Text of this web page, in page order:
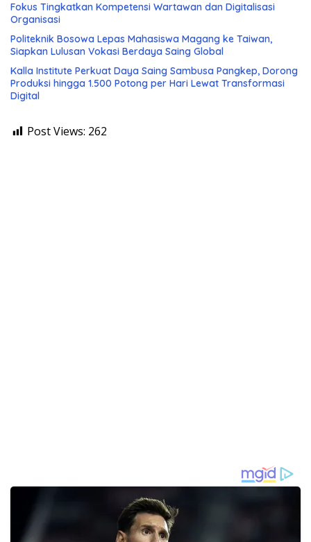
Fokus Tingkatkan Kompetensi Wartawan dan Digitalisasi
Organisasi
Politeknik Bosowa Lepas Mahasiswa Magang ke Taiwan,
Siapkan Lulusan Vokasi Berdaya Saing Global
Kalla Institute Perkuat Daya Saing Sambusa Pangkep, Dorong
Produksi hingga 1.500 Potong per Hari Lewat Transformasi
Digital
Post Views: 262